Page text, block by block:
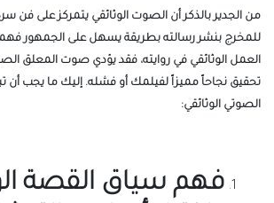
من الجدير بالذكر أن الصوت الوثائقي يتمركز على
للمخرج بنشر رسالته بطريقة يسهل على الجمهور
العمل الوثائقي في روايته، فقد يؤدي صوت المعلق
تحقيق نجاحاً مميزاً لفيلمك أو فشله. إليك ما يجب أن
الصوتي الوثائقي:
فهم سياق القصة